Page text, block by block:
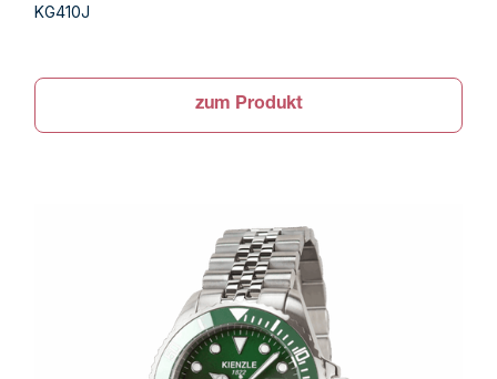
KG410J
zum Produkt